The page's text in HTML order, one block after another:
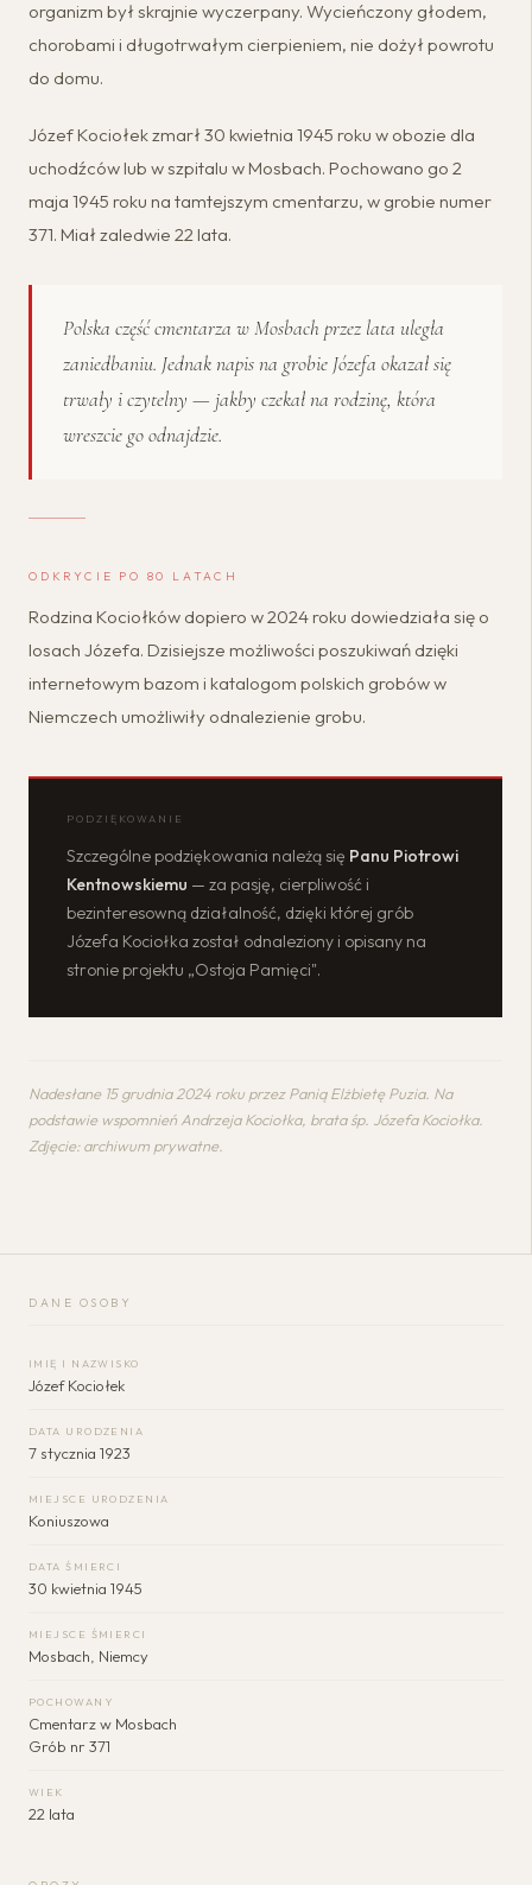
organizm był skrajnie wyczerpany. Wycieńczony głodem,
chorobami i długotrwałym cierpieniem, nie dożył powrotu
do domu.
Józef Kociołek zmarł 30 kwietnia 1945 roku w obozie dla
uchodźców lub w szpitalu w Mosbach. Pochowano go 2
maja 1945 roku na tamtejszym cmentarzu, w grobie numer
371. Miał zaledwie 22 lata.
Polska część cmentarza w Mosbach przez lata uległa
zaniedbaniu. Jednak napis na grobie Józefa okazał się
trwały i czytelny — jakby czekał na rodzinę, która
wreszcie go odnajdzie.
ODKRYCIE PO 80 LATACH
Rodzina Kociołków dopiero w 2024 roku dowiedziała się o
losach Józefa. Dzisiejsze możliwości poszukiwań dzięki
internetowym bazom i katalogom polskich grobów w
Niemczech umożliwiły odnalezienie grobu.
PODZIĘKOWANIE
Szczególne podziękowania należą się Panu Piotrowi
Kentnowskiemu — za pasję, cierpliwość i
bezinteresowną działalność, dzięki której grób
Józefa Kociołka został odnaleziony i opisany na
stronie projektu „Ostoja Pamięci".
Nadesłane 15 grudnia 2024 roku przez Panią Elżbietę Puzia. Na
podstawie wspomnień Andrzeja Kociołka, brata śp. Józefa Kociołka.
Zdjęcie: archiwum prywatne.
DANE OSOBY
IMIĘ I NAZWISKO
Józef Kociołek
DATA URODZENIA
7 stycznia 1923
MIEJSCE URODZENIA
Koniuszowa
DATA ŚMIERCI
30 kwietnia 1945
MIEJSCE ŚMIERCI
Mosbach, Niemcy
POCHOWANY
Cmentarz w Mosbach
Grób nr 371
WIEK
22 lata